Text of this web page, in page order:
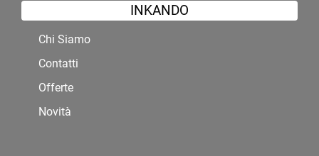
INKANDO
Chi Siamo
Contatti
Offerte
Novità